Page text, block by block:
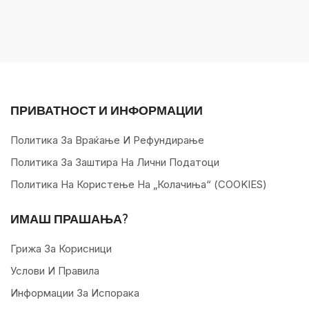
ПРИВАТНОСТ И ИНФОРМАЦИИ
Политика За Враќање И Рефундирање
Политика За Заштира На Лични Податоци
Политика На Користење На „колачиња“ (COOKIES)
ИМАШ ПРАШАЊА?
Грижа За Корисници
Услови И Правила
Информации За Испорака